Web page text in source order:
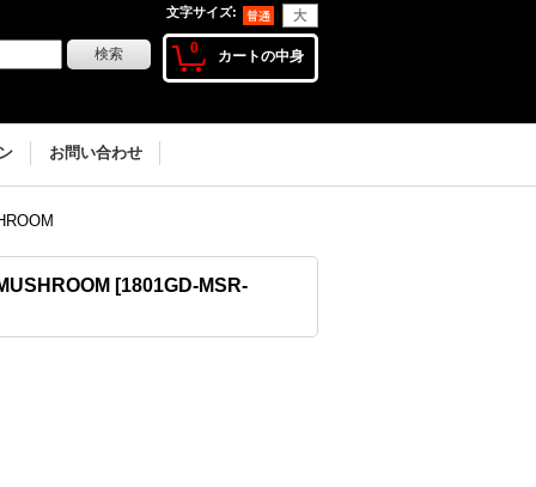
文字サイズ:
0 カートの中身
お問い合わせ
[1801GD-MSR-